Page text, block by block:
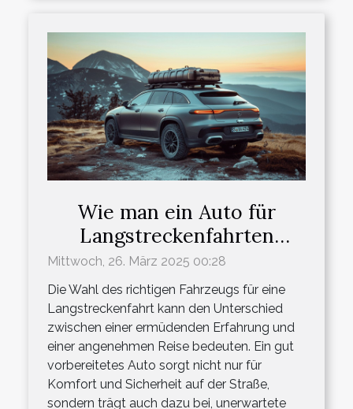
Wie man ein Auto für
Langstreckenfahrten
optimal auswählt und
vorbereitet
Mittwoch, 26. März 2025 00:28
Die Wahl des richtigen Fahrzeugs für eine
Langstreckenfahrt kann den Unterschied
zwischen einer ermüdenden Erfahrung und
einer angenehmen Reise bedeuten. Ein gut
vorbereitetes Auto sorgt nicht nur für
Komfort und Sicherheit auf der Straße,
sondern trägt auch dazu bei, unerwartete